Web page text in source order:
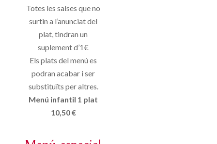
Totes les salses que no
surtin a l’anunciat del
plat, tindran un
suplement d’1€
Els plats del menú es
podran acabar i ser
substituïts per altres.
Menú infantil 1 plat
10,50 €